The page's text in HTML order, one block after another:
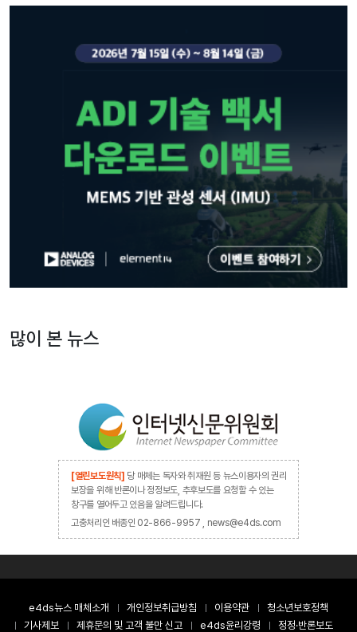
많이 본 뉴스
[열린보도원칙] 당 매체는 독자와 취재원 등 뉴스이용자의 권리
보장을 위해 반론이나 정정보도, 추후보도를 요청할 수 있는
창구를 열어두고 있음을 알려드립니다.
고충처리인 배종인 02-866-9957 , news@e4ds.com
e4ds뉴스 매체소개 개인정보취급방침 이용약관
청소년보호정책
기사제보
제휴문의 및 고객 불만 신고 e4ds윤리강령 정정·반론보도